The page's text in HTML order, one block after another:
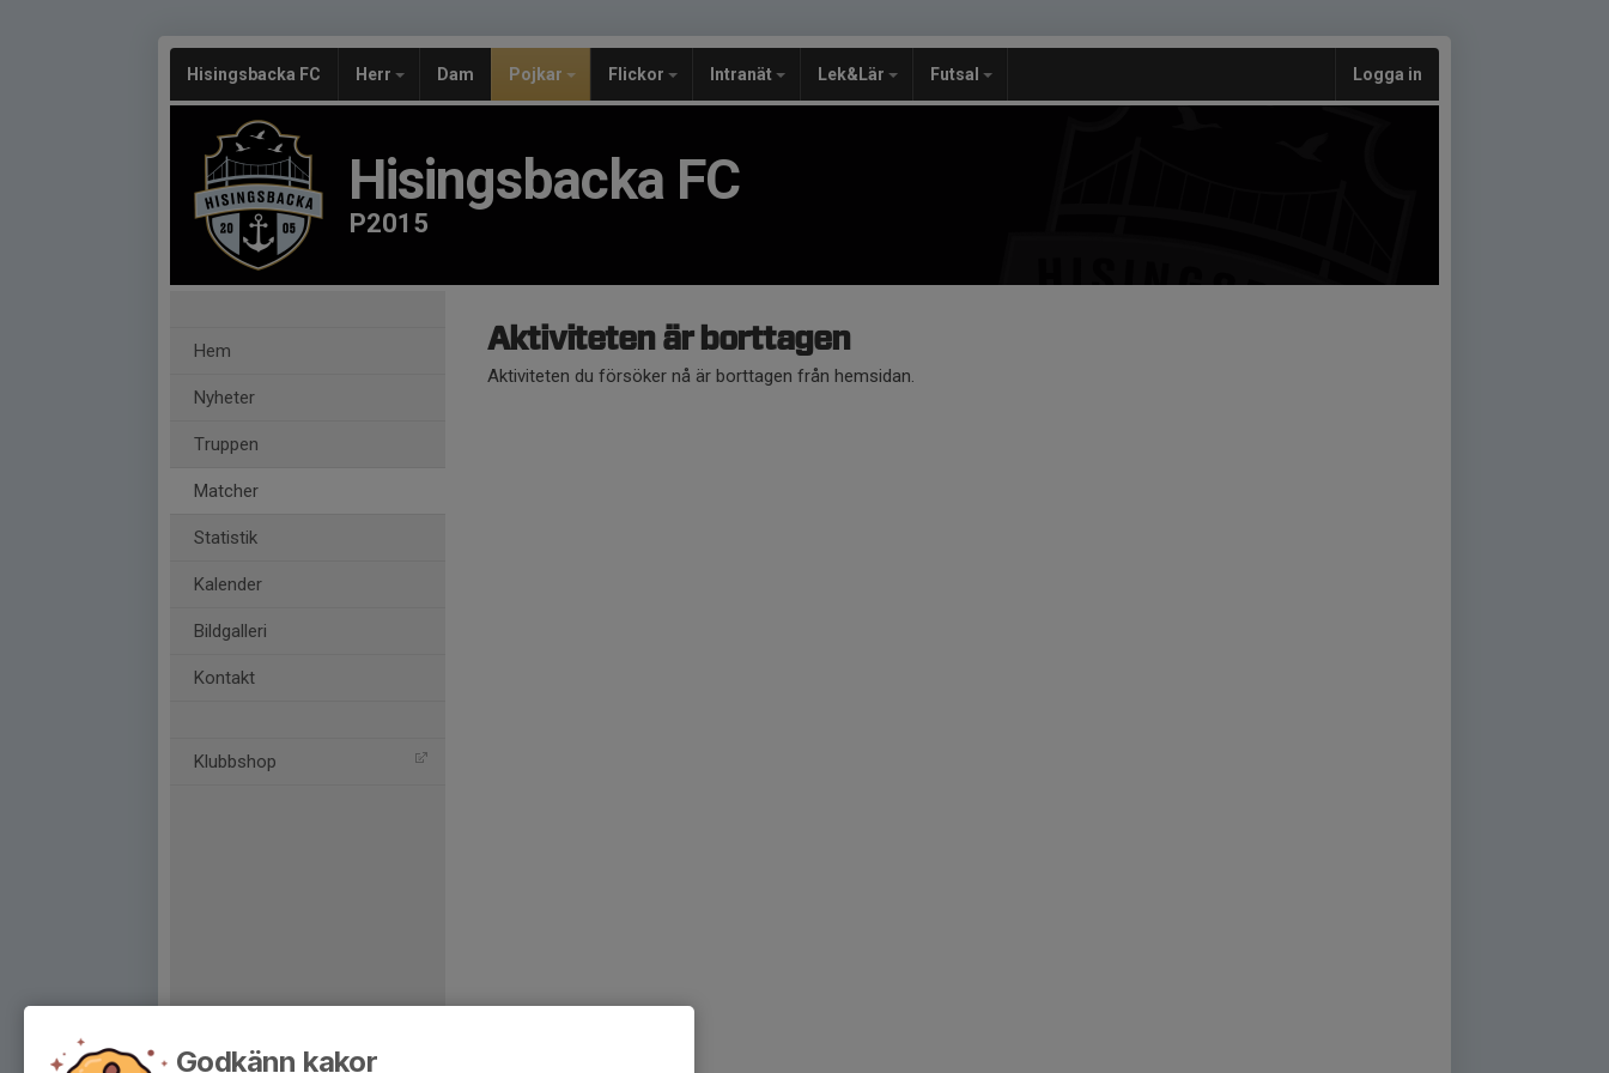
Hisingsbacka FC Herr Dam Pojkar Flickor Intranät Lek&Lär Futsal Logga in
Hisingsbacka FC
P2015
Hem
Nyheter
Truppen
Matcher
Statistik
Kalender
Bildgalleri
Kontakt
Klubbshop
Aktiviteten är borttagen
Aktiviteten du försöker nå är borttagen från hemsidan.
Godkänn kakor